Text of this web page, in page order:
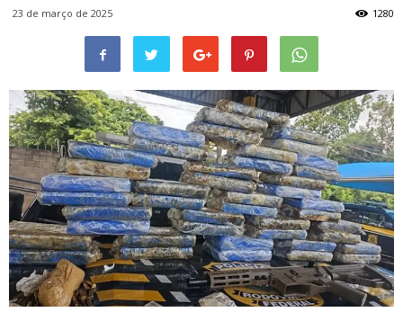
23 de março de 2025 1280